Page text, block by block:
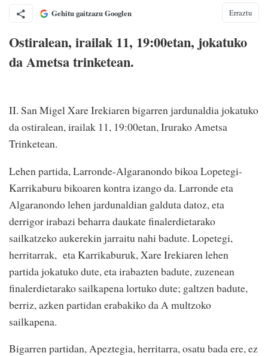
Gehitu gaitzazu Googlen Erraztu
Ostiralean, irailak 11, 19:00etan, jokatuko
da Ametsa trinketean.
II. San Migel Xare Irekiaren bigarren jardunaldia jokatuko
da ostiralean, irailak 11, 19:00etan, Irurako Ametsa
Trinketean.
Lehen partida, Larronde-Algaranondo bikoa Lopetegi-
Karrikaburu bikoaren kontra izango da. Larronde eta
Algaranondo lehen jardunaldian galduta datoz, eta
derrigor irabazi beharra daukate finalerdietarako
sailkatzeko aukerekin jarraitu nahi badute. Lopetegi,
herritarrak, eta Karrikaburuk, Xare Irekiaren lehen
partida jokatuko dute, eta irabazten badute, zuzenean
finalerdietarako sailkapena lortuko dute; galtzen badute,
berriz, azken partidan erabakiko da A multzoko
sailkapena.
Bigarren partidan, Apeztegia, herritarra, osatu bada ere, ez